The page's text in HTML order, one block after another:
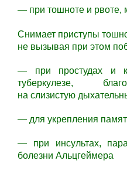
— при тошноте и рвоте,
Снимает приступы
не вызывая при этом
— при простудах и
туберкулезе,
на слизистую
— для укрепления
— при инсультах,
болезни Альцгеймера